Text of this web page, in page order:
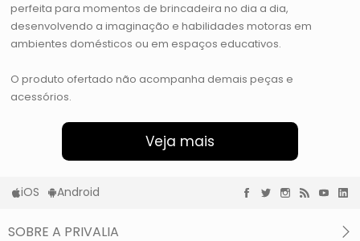
perfeita para momentos de brincadeira no dia a dia,
desenvolvendo a imaginação e habilidades motoras em
ambientes domésticos ou em espaços educativos.
O produto ofertado não acompanha demais peças e
acessórios.
Veja mais
iOS Android
SOBRE A PRIVALIA